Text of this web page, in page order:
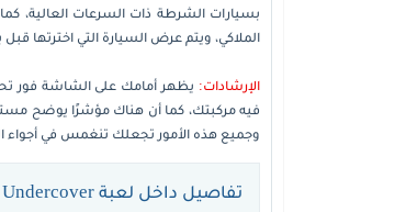
بسيارات الشرطة ذات السرعات العالية،
الملاكي، ويتم عرض السيارة التي اخترتها قبل
الإرشادات:
فيه مركبتك، كما أن هناك مؤشرًا يوضح
وجميع هذه الأمور تجعلك تنغمس في أجواء
تفاصيل داخل لعبة Crash Time – Undercover